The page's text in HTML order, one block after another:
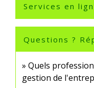
Services en
Questions ?
Quels
gestion de